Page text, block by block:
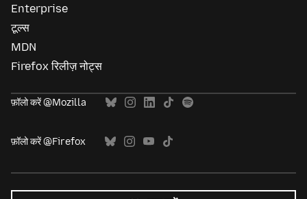
Enterprise
टूल्स
MDN
Firefox रिलीज़ नोट्स
फ़ॉलो करें @Mozilla
फ़ॉलो करें @Firefox